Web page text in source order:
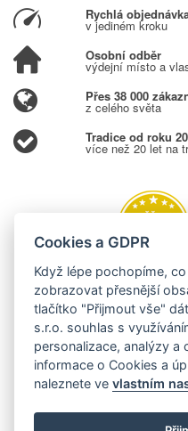
Rychlá
v jediném kroku
Osobní odběr
výdejní místo a
Přes 38 000
z celého světa
Tradice od roku
více než 20 let na
Cookies a GDPR
Když lépe pochopíme,
zobrazovat přesnější
tlačítko "Přijmout vše"
s.r.o. souhlas s
personalizace, analýzy a
informace o Cookies a
naleznete vevlastním